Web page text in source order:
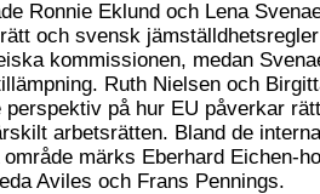
Ronnie Eklund och Lena
och svensk
kommissionen, medan
Ruth Nielsen och
på hur EU påverkar
arbetsrätten. Bland de
märks Eberhard Eichen-
Aviles och Frans Pennings.